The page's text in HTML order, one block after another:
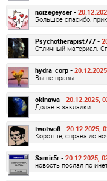
noizegeyser -
Большое спасибо,
Psychotherapist777 -
Отличный материал.
hydra_corp -
Вы не правы.
okinawa - 20.12.2025,
Додав в закладки
twotwo8 - 20.12.2025,
Коротше, справа до
Samir5r - 20.12.2025,
новость послал по